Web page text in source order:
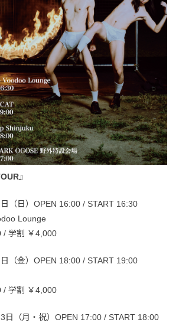
』
（日）OPEN 16:00 / START 16:30
Lounge
/ 学割 ￥4,000
（金）OPEN 18:00 / START 19:00
/ 学割 ￥4,000
日（月・祝）OPEN 17:00 / START 18:00